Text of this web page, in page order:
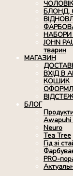
БЛОНД,
НАБОРИ
JOHN
тварин
МАГАЗИН
ВХІД В
КОШИК
БЛОГ
Awapuhi
Neuro
Tea Tree
Гід зі
PRO-